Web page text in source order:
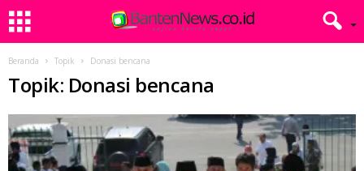
Beranda Topik Donasi bencana
Topik: Donasi bencana